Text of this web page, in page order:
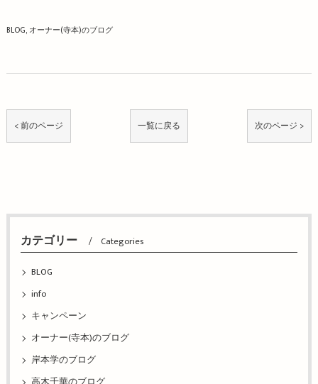
BLOG オーナー(寺本)のブログ
< 前のページ 一覧に戻る 次のページ >
カテゴリー Categories
BLOG
info
キャンペーン
オーナー(寺本)のブログ
岸本学のブログ